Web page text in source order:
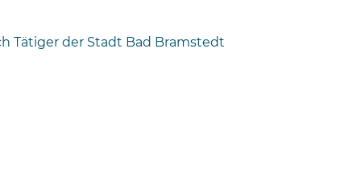
Tätiger der Stadt Bad Bramstedt